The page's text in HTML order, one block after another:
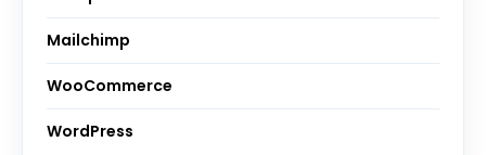
Mailchimp
WooCommerce
WordPress